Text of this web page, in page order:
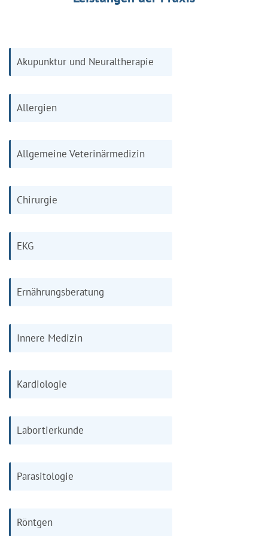
Akupunktur und Neuraltherapie
Allergien
Allgemeine Veterinärmedizin
Chirurgie
EKG
Ernährungsberatung
Innere Medizin
Kardiologie
Labortierkunde
Parasitologie
Röntgen